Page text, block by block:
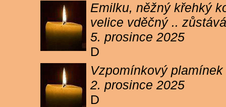
Emilku, něžný křehký
velice vděčný ..
5. prosince 2025
D
Vzpomínkový
2. prosince 2025
D